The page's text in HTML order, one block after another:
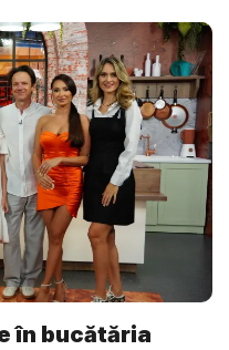
în bucătăria